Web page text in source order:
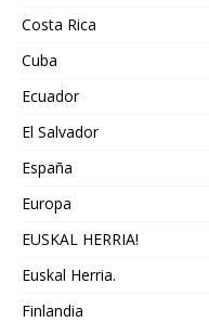
Costa Rica
Cuba
Ecuador
El Salvador
España
Europa
EUSKAL HERRIA!
Euskal Herria.
Finlandia